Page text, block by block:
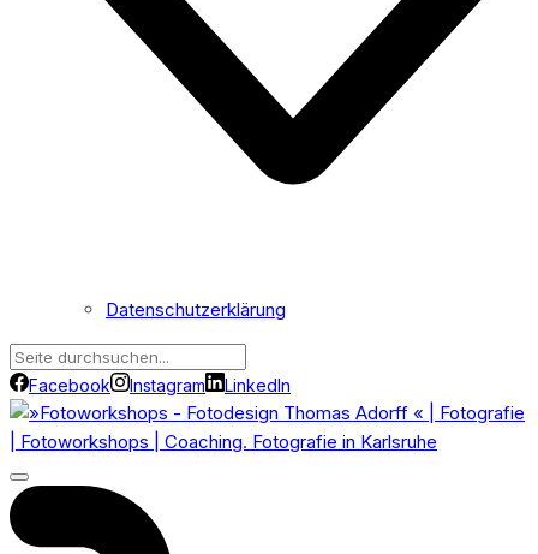
Datenschutzerklärung
Facebook Instagram LinkedIn